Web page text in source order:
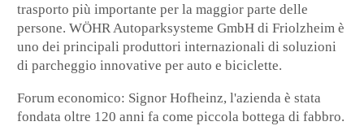
trasporto più importante per la maggior parte delle
persone. WÖHR Autoparksysteme GmbH di Friolzheim è
uno dei principali produttori internazionali di soluzioni
di parcheggio innovative per auto e biciclette.
Forum economico: Signor Hofheinz, l'azienda è stata
fondata oltre 120 anni fa come piccola bottega di fabbro.